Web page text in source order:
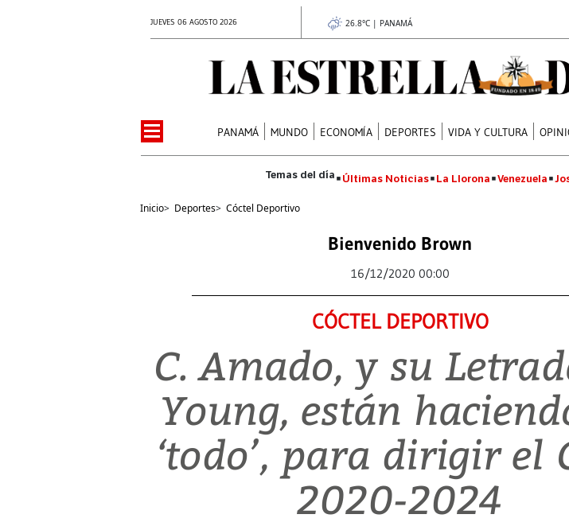
JUEVES 06 AGOSTO 2026 26.8°C | PANAMÁ
PANAMÁ MUNDO ECONOMÍA DEPORTES VIDA Y CULTURA
Últimas Noticias La Llorona Venezuela
Inicio> Deportes> Cóctel Deportivo
Bienvenido Brown
16/12/2020 00:00
CÓCTEL DEPORTIVO
C. Amado, y su
Young, están
‘todo’, para dirigir el
2020-2024